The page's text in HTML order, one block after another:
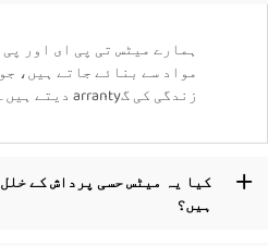
ہمارے میٹس تی پی ای اور
مواد سے بنائے جاتے ہیں،
زندگی کی گarranty دیتے ہیں۔
کیا یہ میٹس حسی پرداش کے
ہیں؟